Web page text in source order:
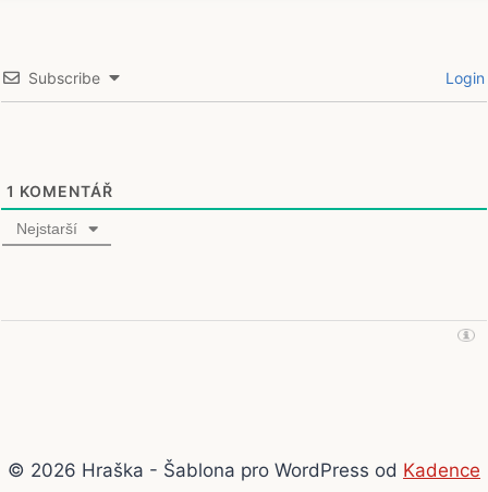
Subscribe Login
1 KOMENTÁŘ
Nejstarší
© 2026 Hraška - Šablona pro WordPress od Kadence